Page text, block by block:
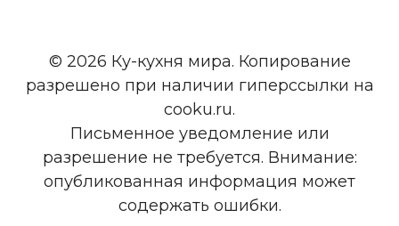
© 2026 Ку-кухня мира. Копирование
разрешено при наличии гиперссылки на
cooku.ru.
Письменное уведомление или
разрешение не требуется. Внимание:
опубликованная информация может
содержать ошибки.